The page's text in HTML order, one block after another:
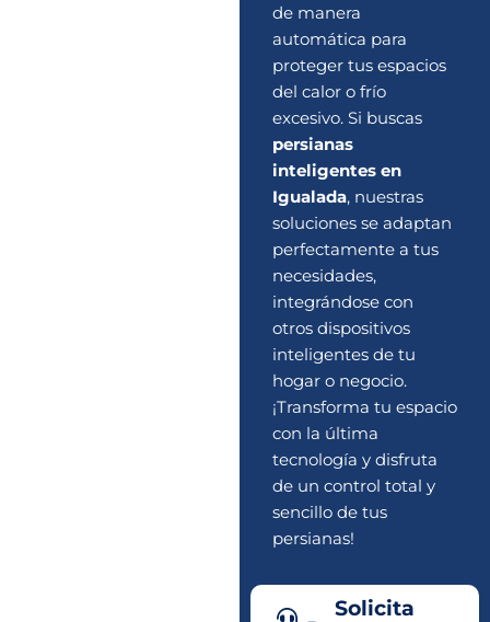
de manera
automática para
proteger tus espacios
del calor o frío
excesivo. Si buscas
persianas
inteligentes en
Igualada, nuestras
soluciones se adaptan
perfectamente a tus
necesidades,
integrándose con
otros dispositivos
inteligentes de tu
hogar o negocio.
¡Transforma tu espacio
con la última
tecnología y disfruta
de un control total y
sencillo de tus
persianas!
Solicita